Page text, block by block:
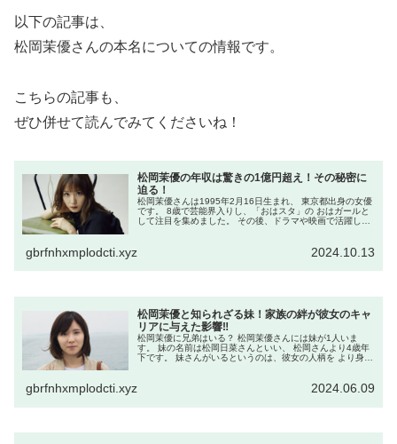
以下の記事は、
松岡茉優さんの本名についての情報です。
こちらの記事も、
ぜひ併せて読んでみてくださいね！
松岡茉優の年収は驚きの1億円超え！その秘密に
迫る！
松岡茉優さんは1995年2月16日生まれ、 東京都出身の女優
です。 8歳で芸能界入りし、「おはスタ」の おはガールと
して注目を集めました。 その後、ドラマや映画で活躍し、
gbrfnhxmplodcti.xyz 2024.10.13
松岡茉優と知られざる妹！家族の絆が彼女のキャ
リアに与えた影響‼
松岡茉優に兄弟はいる？ 松岡茉優さんには妹が1人いま
す。 妹の名前は松岡日菜さんといい、 松岡さんより4歳年
下です。 妹さんがいるというのは、彼女の人柄を より身近
gbrfnhxmplodcti.xyz 2024.06.09